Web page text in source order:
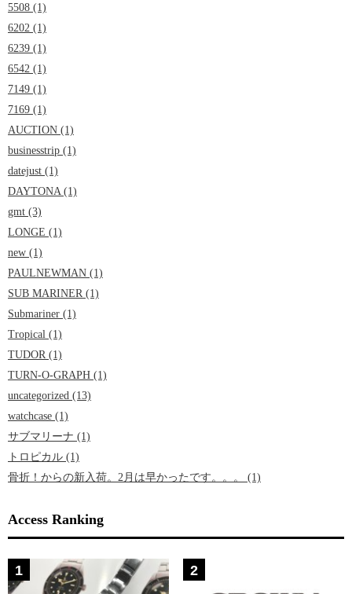
5508 (1)
6202 (1)
6239 (1)
6542 (1)
7149 (1)
7169 (1)
AUCTION (1)
businesstrip (1)
datejust (1)
DAYTONA (1)
gmt (3)
LONGE (1)
new (1)
PAULNEWMAN (1)
SUB MARINER (1)
Submariner (1)
Tropical (1)
TUDOR (1)
TURN-O-GRAPH (1)
uncategorized (13)
watchcase (1)
サブマリーナ (1)
トロピカル (1)
骨折！からの新入荷。2月は早かったです。。。 (1)
Access Ranking
1 2